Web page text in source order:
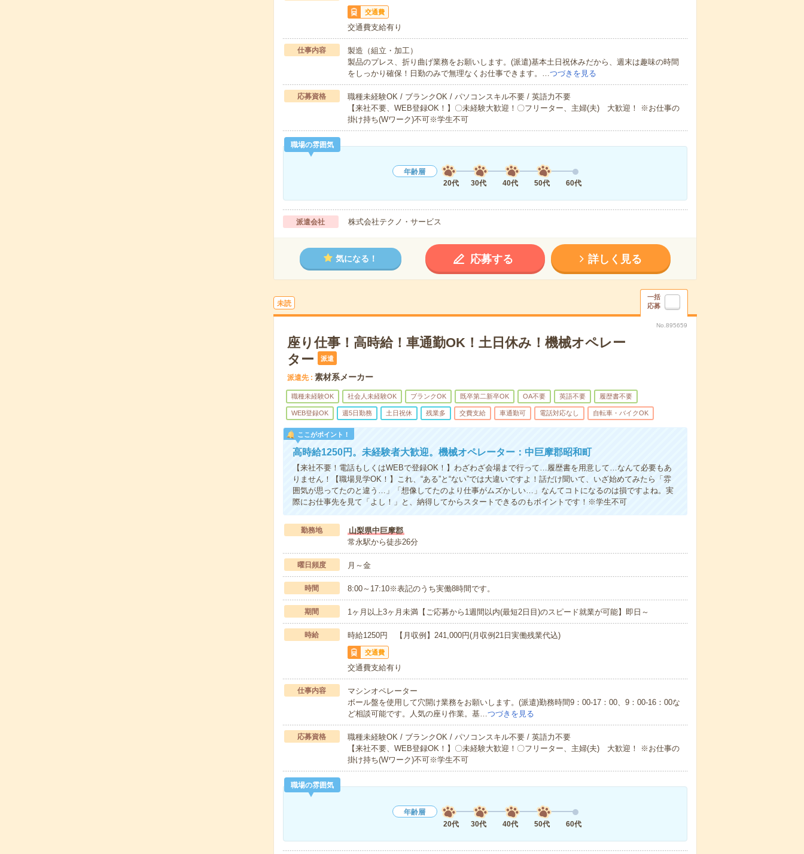
交通費
交通費支給有り
仕事内容
製造（組立・加工）
製品のプレス、折り曲げ業務をお願いします。(派遣)基本土日祝休みだから、週末は趣味の時間
をしっかり確保！日勤のみで無理なくお仕事できます。… つづきを見る
応募資格
職種未経験OK / ブランクOK / パソコンスキル不要 / 英語力不要
【来社不要、WEB登録OK！】〇未経験大歓迎！〇フリーター、主婦(夫) 大歓迎！ ※お仕事の
掛け持ち(Wワーク)不可※学生不可
職場の雰囲気
年齢層
20代
30代 40代 50代 60代
派遣会社 株式会社テクノ・サービス
気になる！ 応募する 詳しく見る
未読
一括
応募
No.895659
座り仕事！高時給！車通勤OK！土日休み！機械オペレー
ター
派遣
派遣先 素材系メーカー
職種未経験OK 社会人未経験OK ブランクOK 既卒第二新卒OK OA不要 英語不要 履歴書不要
WEB登録OK 週5日勤務 土日祝休 残業多 交費支給 車通勤可 電話対応なし 自転車・バイクOK
ここがポイント！
高時給1250円。未経験者大歓迎。機械オペレーター：中巨摩郡昭和町
【来社不要！電話もしくはWEBで登録OK！】わざわざ会場まで行って…履歴書を用意して…なんて必要もあ
りません！【職場見学OK！】これ、“ある”と“ない”では大違いですよ！話だけ聞いて、いざ始めてみたら「雰
囲気が思ってたのと違う…」「想像してたのより仕事がムズかしい…」なんてコトになるのは損ですよね。実
際にお仕事先を見て「よし！」と、納得してからスタートできるのもポイントです！※学生不可
勤務地
山梨県中巨摩郡
常永駅から徒歩26分
曜日頻度 月～金
時間 8:00～17:10※表記のうち実働8時間です。
期間 1ヶ月以上3ヶ月未満【ご応募から1週間以内(最短2日目)のスピード就業が可能】即日～
時給 時給1250円 【月収例】241,000円(月収例21日実働残業代込)
交通費
交通費支給有り
仕事内容
マシンオペレーター
ボール盤を使用して穴開け業務をお願いします。(派遣)勤務時間9：00-17：00、9：00-16：00な
ど相談可能です。人気の座り作業。基…つづきを見る
応募資格
職種未経験OK / ブランクOK / パソコンスキル不要 / 英語力不要
【来社不要、WEB登録OK！】〇未経験大歓迎！〇フリーター、主婦(夫) 大歓迎！ ※お仕事の
掛け持ち(Wワーク)不可※学生不可
職場の雰囲気
年齢層
20代
30代 40代 50代 60代